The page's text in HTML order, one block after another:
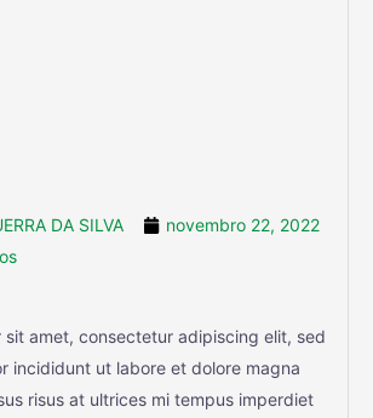
DA SILVA
novembro 22, 2022
sit amet, consectetur adipiscing elit, sed
incididunt ut labore et dolore magna
risus at ultrices mi tempus imperdiet